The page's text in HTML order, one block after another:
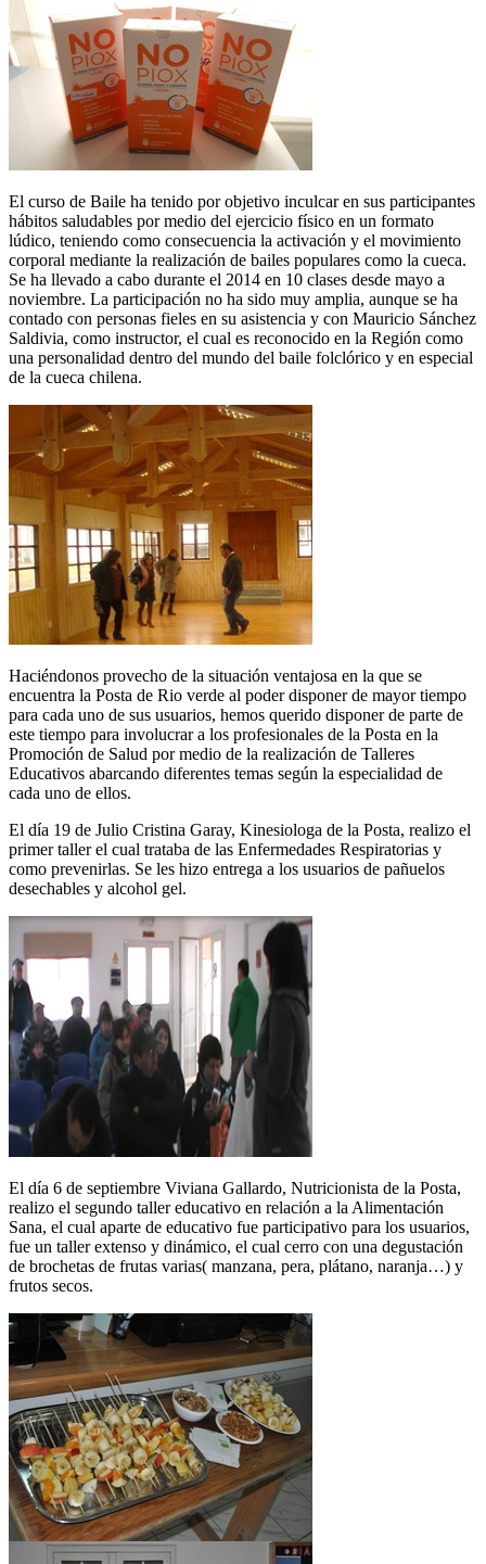
El curso de Baile ha tenido por objetivo inculcar en sus participantes
hábitos saludables por medio del ejercicio físico en un formato
lúdico, teniendo como consecuencia la activación y el movimiento
corporal mediante la realización de bailes populares como la cueca.
Se ha llevado a cabo durante el 2014 en 10 clases desde mayo a
noviembre. La participación no ha sido muy amplia, aunque se ha
contado con personas fieles en su asistencia y con Mauricio Sánchez
Saldivia, como instructor, el cual es reconocido en la Región como
una personalidad dentro del mundo del baile folclórico y en especial
de la cueca chilena.
Haciéndonos provecho de la situación ventajosa en la que se
encuentra la Posta de Rio verde al poder disponer de mayor tiempo
para cada uno de sus usuarios, hemos querido disponer de parte de
este tiempo para involucrar a los profesionales de la Posta en la
Promoción de Salud por medio de la realización de Talleres
Educativos abarcando diferentes temas según la especialidad de
cada uno de ellos.
El día 19 de Julio Cristina Garay, Kinesiologa de la Posta, realizo el
primer taller el cual trataba de las Enfermedades Respiratorias y
como prevenirlas. Se les hizo entrega a los usuarios de pañuelos
desechables y alcohol gel.
El día 6 de septiembre Viviana Gallardo, Nutricionista de la Posta,
realizo el segundo taller educativo en relación a la Alimentación
Sana, el cual aparte de educativo fue participativo para los usuarios,
fue un taller extenso y dinámico, el cual cerro con una degustación
de brochetas de frutas varias( manzana, pera, plátano, naranja…) y
frutos secos.